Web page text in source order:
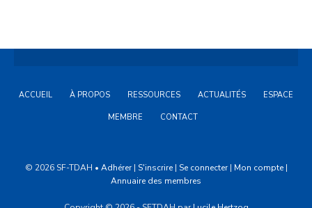
ACCUEIL À PROPOS RESSOURCES ACTUALITÉS ESPACE
MEMBRE CONTACT
© 2026 SF-TDAH • Adhérer| S'inscrire| Se connecter| Mon compte|
Annuaire des membres